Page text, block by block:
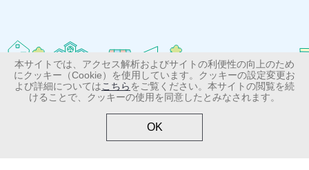
水いぼ(伝染性軟属腫)
とびひ(伝染性膿痂しん)
＞サイトマップ
＞お問い合わせ
＞個人情報の取り扱いについて
＞ご利用規約
本サイトでは、アクセス解析およびサイトの利便性の向上のため
にクッキー（Cookie）を使用しています。クッキーの設定変更お
よび詳細についてはこちら をご覧ください。本サイトの閲覧を続
けることで、クッキーの使用を同意したとみなされます。
OK